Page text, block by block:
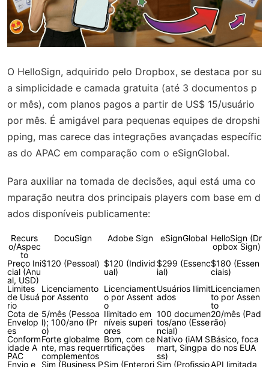
O HelloSign, adquirido pelo Dropbox, se destaca por su
a simplicidade e camada gratuita (até 3 documentos p
or mês), com planos pagos a partir de US$ 15/usuário
por mês. É amigável para pequenas equipes de dropshi
pping, mas carece das integrações avançadas específic
as do APAC em comparação com o eSignGlobal.
Para auxiliar na tomada de decisões, aqui está uma co
mparação neutra dos principais players com base em d
ados disponíveis publicamente:
Recurs
o/Aspec
to
DocuSign Adobe Sign eSignGlobal HelloSign (Dr
opbox Sign)
Preço Ini
cial (Anu
al, USD)
$120 (Pessoal) $120 (Individ
ual)
$299 (Essenc
ial)
$180 (Essen
ciais)
Limites
de Usuá
rio
Licenciamento
por Assento
Licenciament
o por Assent
o
Usuários Ilimit
ados
Licenciamen
to por Assen
to
Cota de
Envelop
es
5/mês (Pessoa
l); 100/ano (Pr
o)
Ilimitado em
níveis superi
ores
100 documen
tos/ano (Esse
ncial)
20/mês (Pad
rão)
Conform
idade A
PAC
Forte globalme
nte, mas requer
complementos
Bom, com ce
rtificações
Nativo (iAM S
mart, Singpa
ss)
Básico, foca
do nos EUA
Envio e
Sim (Business PSim (Enterpri Sim (ProfissioAPI limitada